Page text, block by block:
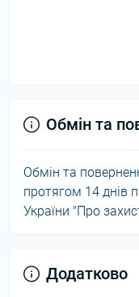
Обмін та
Обмін та
протягом 14 днів
України "Про
Додатково